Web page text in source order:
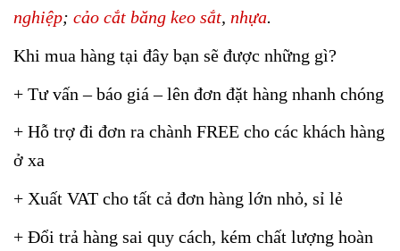
nghiệp; cảo cắt băng keo sắt, nhựa.
Khi mua hàng tại đây bạn sẽ được những gì?
+ Tư vấn – báo giá – lên đơn đặt hàng nhanh chóng
+ Hỗ trợ đi đơn ra chành FREE cho các khách hàng
ở xa
+ Xuất VAT cho tất cả đơn hàng lớn nhỏ, sỉ lẻ
+ Đổi trả hàng sai quy cách, kém chất lượng hoàn